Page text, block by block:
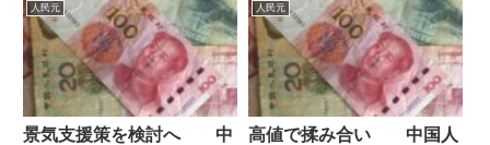
人民元
景気支援策を検討へ 中
人民元
高値で揉み合い 中国人